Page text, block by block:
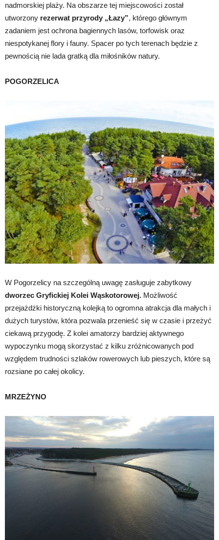
nadmorskiej plaży. Na obszarze tej miejscowości został
utworzony rezerwat przyrody „Łazy”, którego głównym
zadaniem jest ochrona bagiennych lasów, torfowisk oraz
niespotykanej flory i fauny. Spacer po tych terenach będzie z
pewnością nie lada gratką dla miłośników natury.
POGORZELICA
W Pogorzelicy na szczególną uwagę zasługuje zabytkowy
dworzec Gryfickiej Kolei Wąskotorowej. Możliwość
przejażdżki historyczną kolejką to ogromna atrakcja dla małych i
dużych turystów, która pozwala przenieść się w czasie i przeżyć
ciekawą przygodę. Z kolei amatorzy bardziej aktywnego
wypoczynku mogą skorzystać z kilku zróżnicowanych pod
względem trudności szlaków rowerowych lub pieszych, które są
rozsiane po całej okolicy.
MRZEŻYNO